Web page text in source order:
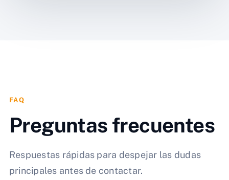
FAQ
Preguntas frecuentes
Respuestas rápidas para despejar las dudas
principales antes de contactar.